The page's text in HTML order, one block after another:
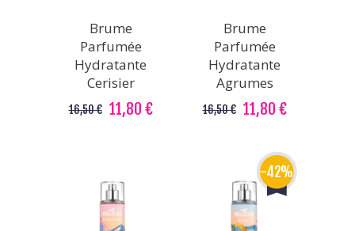
Brume
Parfumée
Hydratante
Cerisier
16,50 € 11,80 €
Brume
Parfumée
Hydratante
Agrumes
16,50 € 11,80 €
-42%